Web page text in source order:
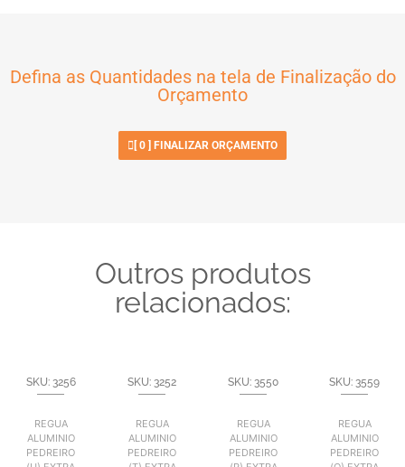
Defina as Quantidades na tela de Finalização do
Orçamento
[ 0 ] FINALIZAR ORÇAMENTO
Outros produtos
relacionados:
SKU: 3256
REGUA
ALUMINIO
PEDREIRO
SKU: 3252
REGUA
ALUMINIO
PEDREIRO
SKU: 3550
REGUA
ALUMINIO
PEDREIRO
SKU: 3559
REGUA
ALUMINIO
PEDREIRO